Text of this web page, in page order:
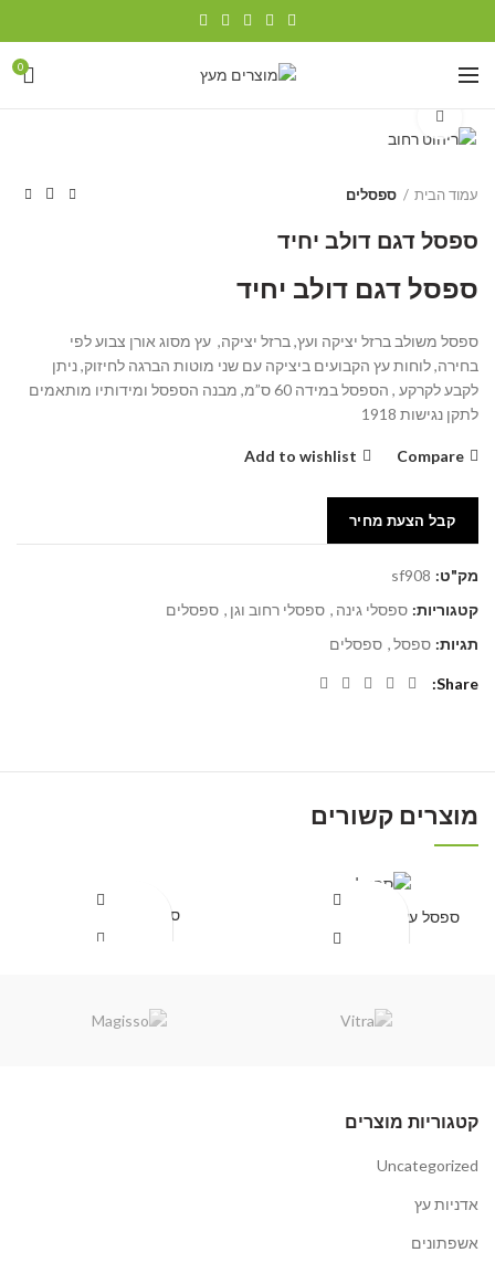
0
עמוד הבית ספסלים
ספסל דגם דולב יחיד
ספסל דגם דולב יחיד
ספסל משולב ברזל יציקה ועץ, ברזל יציקה, עץ מסוג אורן צבוע לפי
בחירה, לוחות עץ הקבועים ביציקה עם שני מוטות הברגה לחיזוק, ניתן
לקבע לקרקע , הספסל במידה 60 ס”מ, מבנה הספסל ומידותיו מותאמים
לתקן נגישות 1918
Compare
Add to wishlist
קבל הצעת מחיר
מק"ט: sf908
קטגוריות: ספסלי גינה , ספסלי רחוב וגן , ספסלים
תגיות: ספסל, ספסלים
Share
מוצרים קשורים
ספסל עץ ברזל יוקרתי דגם פז ספסל דגם זיו 2
קטגוריות מוצרים
Uncategorized
אדניות עץ
אשפתונים